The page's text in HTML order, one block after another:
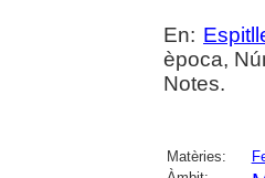
En:
època,
Notes.
Matèries: